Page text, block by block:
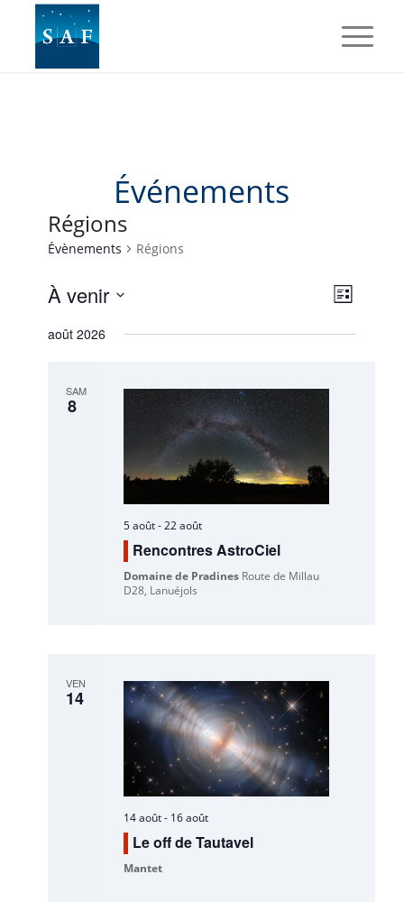
Événements
Régions
Évènements Régions
de
vues
Liste
À venir
une
août 2026
SAM
8
5 août-22 août
Rencontres AstroCiel
Domaine de Pradines Route de Millau
D28, Lanuéjols
VEN
14
14 août- 16 août
Le off de Tautavel
Mantet